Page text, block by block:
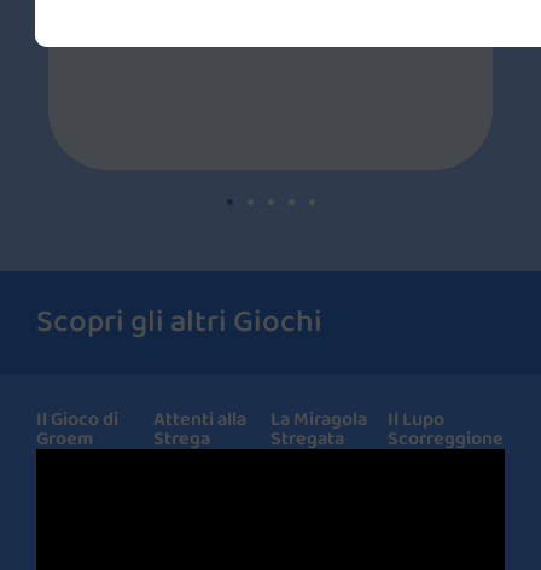
Scopri gli altri Giochi
Il Gioco di
Groem
Attenti alla
Strega
La Miragola
Stregata
Il Lupo
Scorreggione